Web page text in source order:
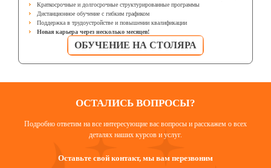
Краткосрочные и долгосрочные структурированные программы
Дистанционное обучение с гибким графиком
Поддержка в трудоустройстве и повышении квалификации
Новая карьера через несколько месяцев!
ОБУЧЕНИЕ НА СТОЛЯРА
ОСТАЛИСЬ ВОПРОСЫ?
Подробно ответим на все интересующие вас вопросы и расскажем о всех
деталях наших курсов и услуг.
Оставьте свой контакт, мы вам перезвоним